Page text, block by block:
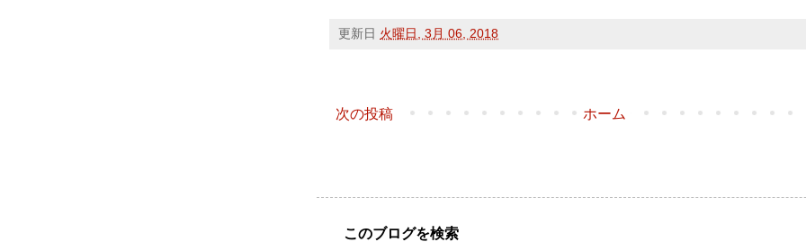
更新日 火曜日, 3月 06, 2018
次の投稿 ホーム
このブログを検索